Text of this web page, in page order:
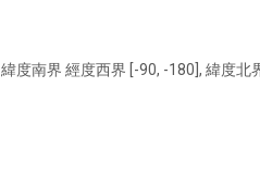
緯度南界 經度西界 [-90, -180], 緯度北